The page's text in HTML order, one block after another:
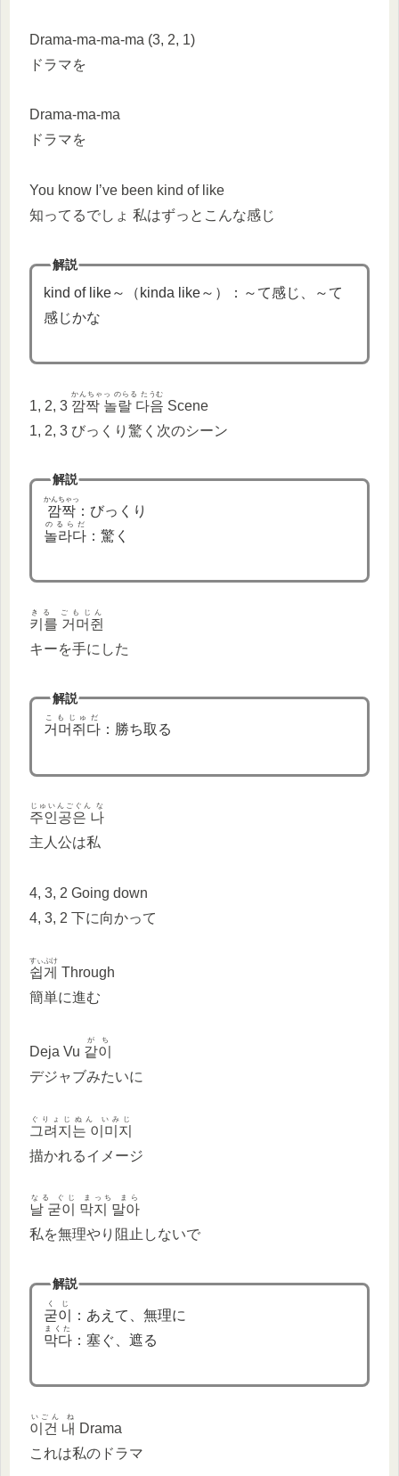
Drama-ma-ma-ma (3, 2, 1)
ドラマを
Drama-ma-ma
ドラマを
You know I’ve been kind of like
知ってるでしょ 私はずっとこんな感じ
解説
kind of like～（kinda like～）：～て感じ、～て
感じかな
1, 2, 3 깜짝 놀랄 다음
かんちゃっ のらる たうむ
Scene
1, 2, 3 びっくり驚く次のシーン
解説
깜짝
かんちゃっ
：びっくり
놀라다
のるらだ
：驚く
키를 거머쥔
きる ごもじん
キーを手にした
解説
거머쥐다
こもじゅだ
：勝ち取る
주인공은 나
じゅいんごぐん な
主人公は私
4, 3, 2 Going down
4, 3, 2 下に向かって
쉽게
すぃぷけ
Through
簡単に進む
Deja Vu 같이
がち
デジャブみたいに
그려지는 이미지
ぐりょじぬん いみじ
描かれるイメージ
날 굳이 막지 말아
なる ぐじ まっち まら
私を無理やり阻止しないで
解説
굳이
くじ
：あえて、無理に
막다
まくた
：塞ぐ、遮る
이건 내
いごん ね
Drama
これは私のドラマ